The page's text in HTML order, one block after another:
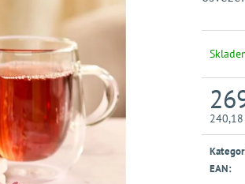
240,18
Měrná
cena:
EAN: